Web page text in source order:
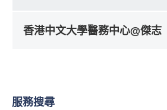
香港中文大學醫務中心@傑志
服務搜尋